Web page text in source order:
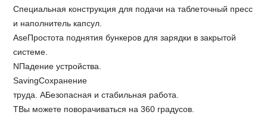
Специальная конструкция для подачи на таблеточный пресс
и наполнитель капсул.
AseПростота поднятия бункеров для зарядки в закрытой
системе.
NПадение устройства.
SavingСохранение
труда. AБезопасная и стабильная работа.
TВы можете поворачиваться на 360 градусов.